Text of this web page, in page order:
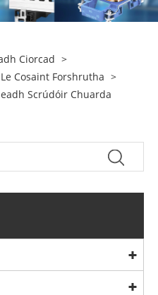
Ciorcad >
Cosaint Forshrutha >
​​​​Scrúdóir Chuarda